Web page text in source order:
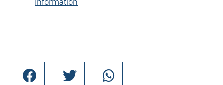
Information